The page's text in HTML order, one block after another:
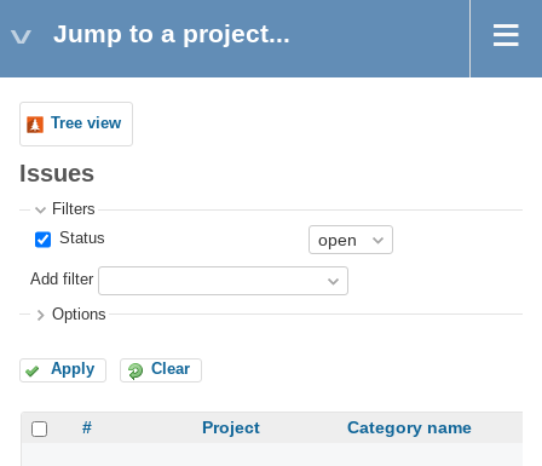
Jump to a project...
Tree view
Issues
Filters
Status
Add filter
Options
Apply Clear
# Project Category name